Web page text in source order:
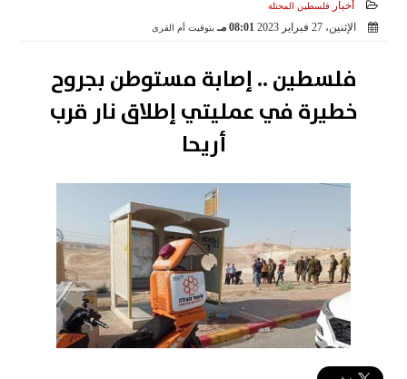
أخبار فلسطين المحتلة
الإثنين، 27 فبراير 2023 08:01 مـ بتوقيت أم القرى
فلسطين .. إصابة مستوطن بجروح
خطيرة في عمليتي إطلاق نار قرب
أريحا